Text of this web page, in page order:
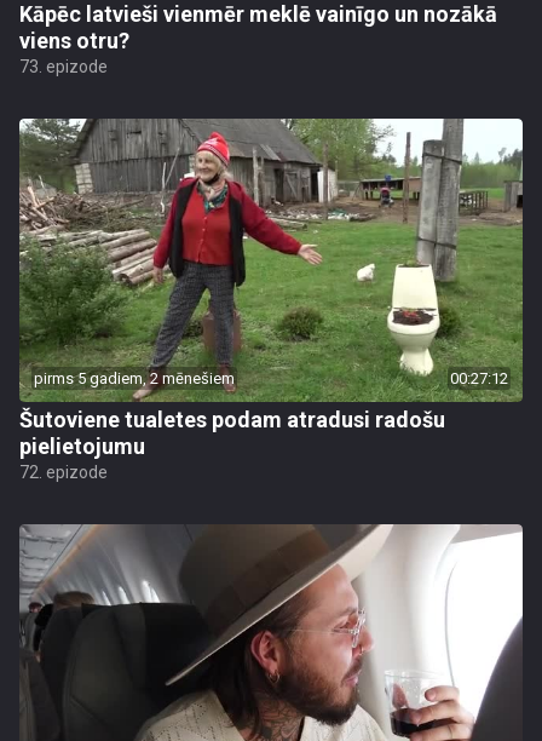
Kāpēc latvieši vienmēr meklē vainīgo un nozākā
viens otru?
73. epizode
pirms 5 gadiem, 2 mēnešiem 00:27:12
Šutoviene tualetes podam atradusi radošu
pielietojumu
72. epizode